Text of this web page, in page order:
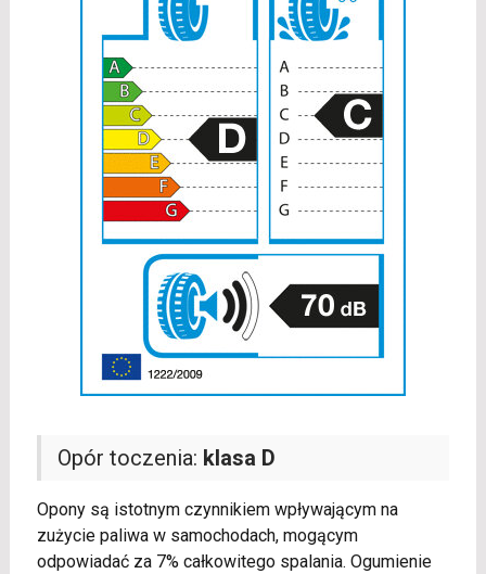
Opór toczenia: klasa D
Opony są istotnym czynnikiem wpływającym na
zużycie paliwa w samochodach, mogącym
odpowiadać za 7% całkowitego spalania. Ogumienie